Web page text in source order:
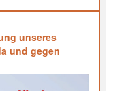
unseres
und gegen